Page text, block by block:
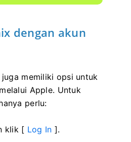
dengan akun
memiliki opsi untuk
Apple. Untuk
perlu:
klik [ Log In ].